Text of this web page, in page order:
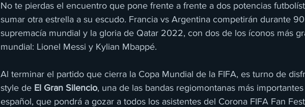
No te pierdas el encuentro que pone frente a frente a dos potencias
sumar otra estrella a su escudo. Francia vs Argentina competirán durante
supremacía mundial y la gloria de Qatar 2022, con dos de los íconos más
mundial: Lionel Messi y Kylian Mbappé.
Al terminar el partido que cierra la Copa Mundial de la FIFA, es turno de
style de El Gran Silencio, una de las bandas regiomontanas más
español, que pondrá a gozar a todos los asistentes del Corona FIFA Fan